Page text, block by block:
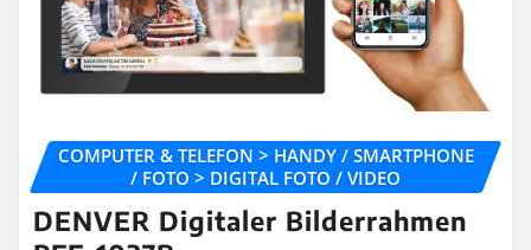
COMPUTER & TELEFON > HANDY / SMARTPHONE
/ FOTO > DIGITAL FOTO / VIDEO
DENVER Digitaler Bilderrahmen